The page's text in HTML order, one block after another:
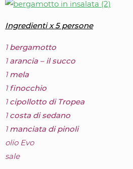
Ingredienti x 5 persone
1bergamotto
1arancia – il succo
1mela
1 finocchio
1cipollotto di Tropea
1costa di sedano
1manciata di pinoli
olio Evo
sale